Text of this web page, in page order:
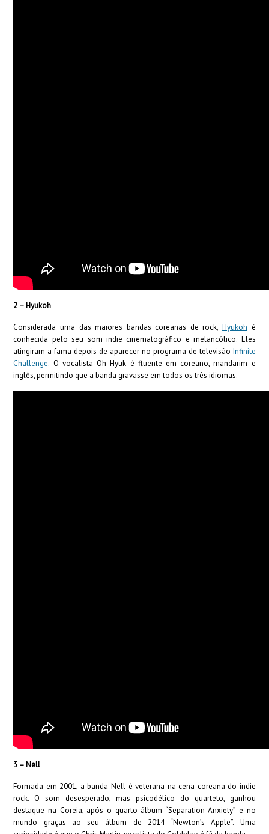
2 – Hyukoh
Considerada uma das maiores bandas coreanas de rock,Hyukoh é
conhecida pelo seu som indie cinematográfico e melancólico. Eles
atingiram a fama depois de aparecer no programa de televisão Infinite
Challenge. O vocalista Oh Hyuk é fluente em coreano, mandarim e
inglês, permitindo que a banda gravasse em todos os três idiomas.
3 – Nell
Formada em 2001, a banda Nell é veterana na cena coreana do indie
rock. O som desesperado, mas psicodélico do quarteto, ganhou
destaque na Coreia, após o quarto álbum “Separation Anxiety” e no
mundo graças ao seu álbum de 2014 “Newton’s Apple”. Uma